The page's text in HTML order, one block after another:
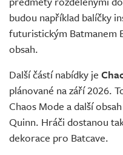
budou například balíčky
futuristickým Batmanem
obsah.
Další částí nabídky je
plánované na září 2026.
Chaos Mode a další
Quinn. Hráči dostanou
dekorace pro Batcave.